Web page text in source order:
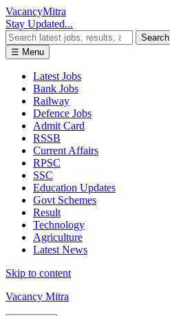
VacancyMitra
Stay Updated...
Search
☰ Menu
Latest Jobs
Bank Jobs
Railway
Defence Jobs
Admit Card
RSSB
Current Affairs
RPSC
SSC
Education Updates
Govt Schemes
Result
Technology
Agriculture
Latest News
Skip to content
Vacancy Mitra